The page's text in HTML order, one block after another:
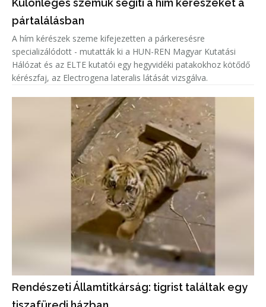
pártalálásban
A hím kérészek szeme kifejezetten a párkeresésre
specializálódott - mutatták ki a HUN-REN Magyar Kutatási
Hálózat és az ELTE kutatói egy hegyvidéki patakokhoz kötődő
kérészfaj, az Electrogena lateralis látását vizsgálva.
Rendészeti Államtitkárság: tigrist találtak egy